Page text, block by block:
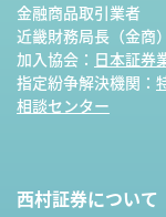
金融商品取引業者
近畿財務局長（金商
加入協会： 日本証券
指定紛争解決機関：
相談センター
西村証券について